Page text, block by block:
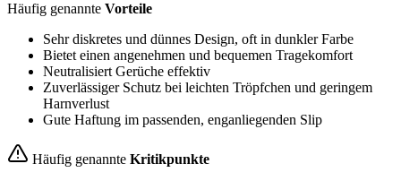
Häufig genannte Vorteile
Sehr diskretes und dünnes Design, oft in dunkler Farbe
Bietet einen angenehmen und bequemen Tragekomfort
Neutralisiert Gerüche effektiv
Zuverlässiger Schutz bei leichten Tröpfchen und geringem
Harnverlust
Gute Haftung im passenden, enganliegenden Slip
Häufig genannte Kritikpunkte